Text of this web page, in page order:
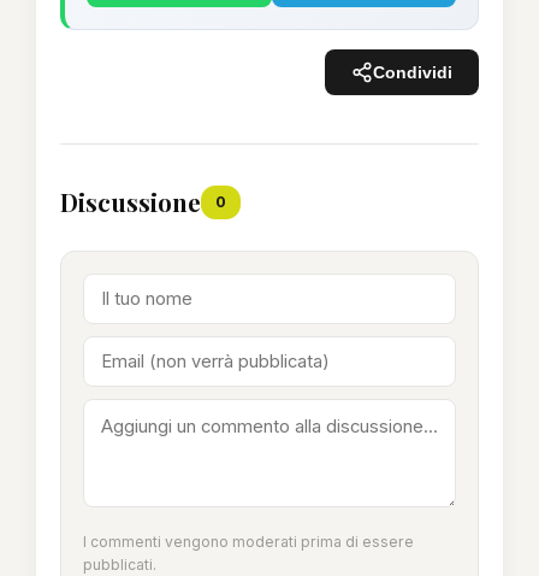
Condividi
Discussione 0
I commenti vengono moderati prima di essere
pubblicati.